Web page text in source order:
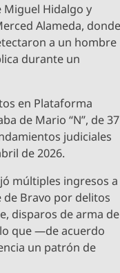
Miguel Hidalgo y
Alameda,
a un hombre
durante un
en Plataforma
de Mario “N”, de 37
judiciales
de 2026.
múltiples ingresos a
de Bravo por delitos
disparos de arma de
que —de acuerdo
un patrón de